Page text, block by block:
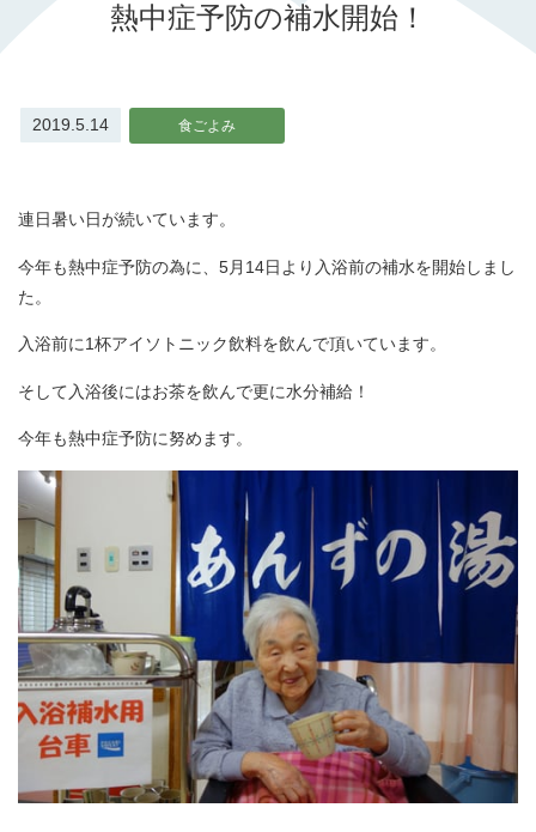
熱中症予防の補水開始！
2019.5.14 食ごよみ
連日暑い日が続いています。
今年も熱中症予防の為に、5月14日より入浴前の補水を開始しまし
た。
入浴前に1杯アイソトニック飲料を飲んで頂いています。
そして入浴後にはお茶を飲んで更に水分補給！
今年も熱中症予防に努めます。